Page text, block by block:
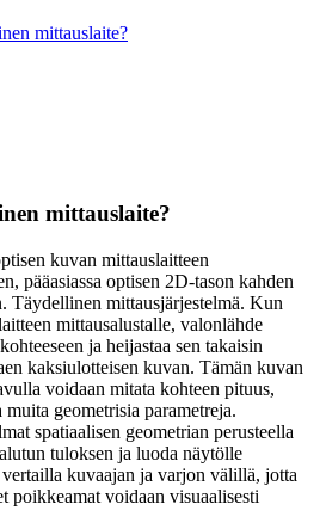
mittauslaite?
mittauslaite?
kuvan mittauslaitteen
pääasiassa optisen 2D-tason kahden
Täydellinen mittausjärjestelmä. Kun
mittausalustalle, valonlähde
ja heijastaa sen takaisin
kaksiulotteisen kuvan. Tämän kuvan
voidaan mitata kohteen pituus,
geometrisia parametreja.
spatiaalisen geometrian perusteella
tuloksen ja luoda näytölle
kuvaajan ja varjon välillä, jotta
poikkeamat voidaan visuaalisesti